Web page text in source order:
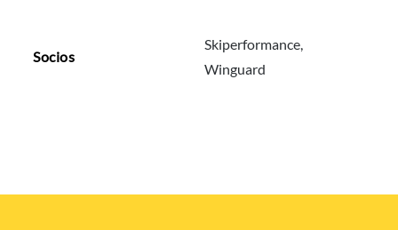
Socios
Skiperformance,
Winguard